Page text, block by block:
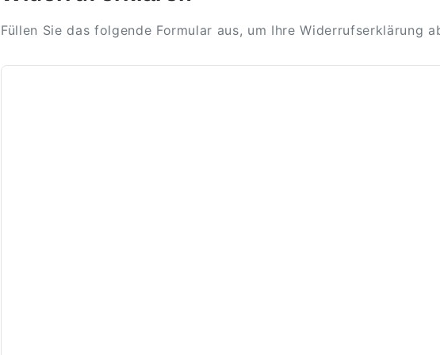
Füllen Sie das folgende Formular aus, um Ihre Widerrufserklärung